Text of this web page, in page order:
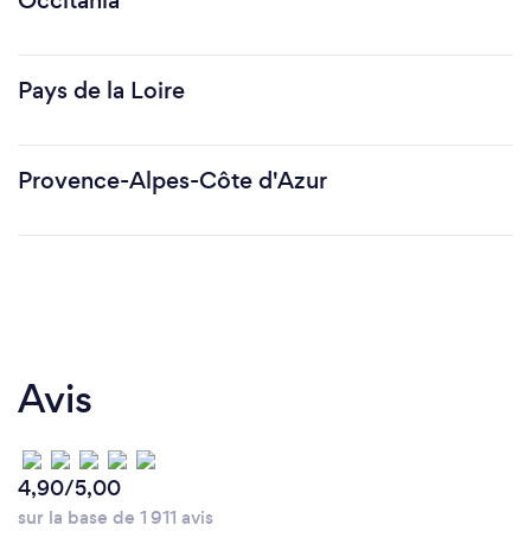
Pays de la Loire
Provence-Alpes-Côte d'Azur
Avis
4,90/5,00
sur la base de 1 911 avis